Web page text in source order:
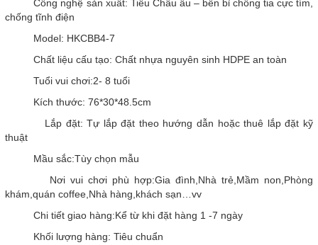
Công nghệ sản xuất: Tiêu Châu âu – bền bỉ chống tia cực tím,
chống tĩnh điện
Model: HKCBB4-7
Chất liệu cấu tạo: Chất nhựa nguyên sinh HDPE an toàn
Tuổi vui chơi:2- 8 tuổi
Kích thước: 76*30*48.5cm
Lắp đặt: Tự lắp đặt theo hướng dẫn hoặc thuê lắp đặt kỹ
thuật
Mầu sắc:Tùy chọn mẫu
Nơi vui chơi phù hợp:Gia đình,Nhà trẻ,Mầm non,Phòng
khám,quán coffee,Nhà hàng,khách sạn…vv
Chi tiết giao hàng:Kể từ khi đặt hàng 1 -7 ngày
Khối lượng hàng: Tiêu chuẩn